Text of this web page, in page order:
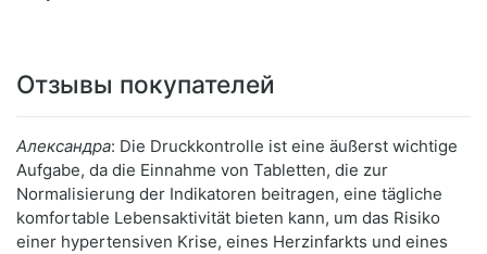
Отзывы покупателей
Александра: Die Druckkontrolle ist eine äußerst wichtige
Aufgabe, da die Einnahme von Tabletten, die zur
Normalisierung der Indikatoren beitragen, eine tägliche
komfortable Lebensaktivität bieten kann, um das Risiko
einer hypertensiven Krise, eines Herzinfarkts und eines